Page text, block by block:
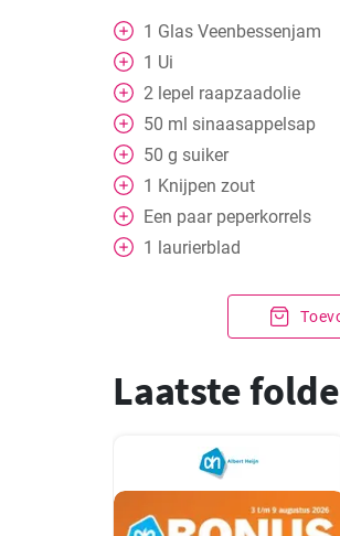
1 Glas Veenbessenjam
1 Ui
2 lepel raapzaadolie
50 ml sinaasappelsap
50 g suiker
1 Knijpen zout
Een paar peperkorrels
1 laurierblad
Laatste